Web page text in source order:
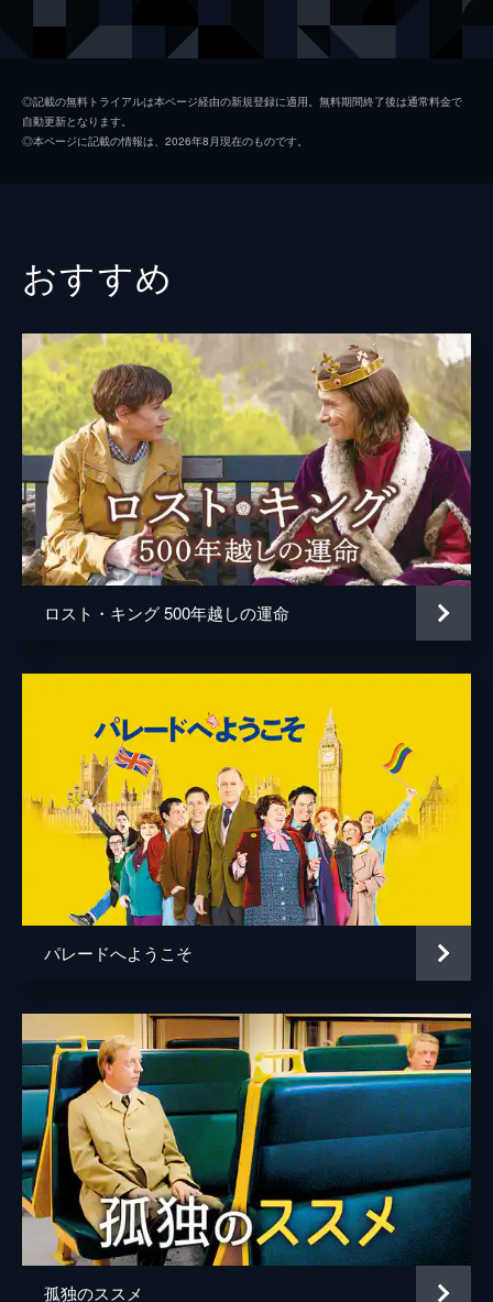
モリー・チェスター
脚本
◎記載の無料トライアルは本ページ経由の新規登録に適用。無料期間終了後は通常料金で
自動更新となります。
◎本ページに記載の情報は、2026年8月現在のものです。
おすすめ
ロスト・キング 500年越しの運命
パレードへようこそ
孤独のススメ